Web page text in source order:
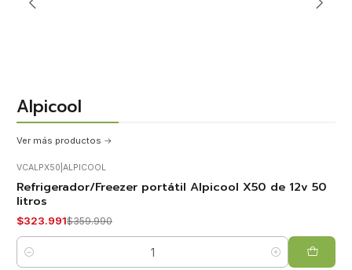
Alpicool
Ver más productos
-10%
OFF
VCALPX50 ALPICOOL
Refrigerador/Freezer portátil Alpicool X50 de 12v 50
litros
$323.991$359.990
Cantidad